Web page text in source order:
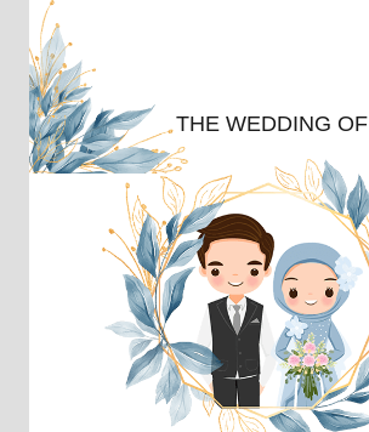
THE WEDDING OF